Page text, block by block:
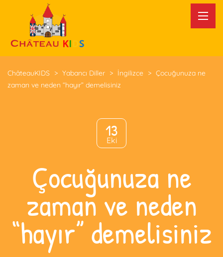
ChâteauKIDS > Yabancı Diller > İngilizce > Çocuğunuza ne
zaman ve neden “hayır” demelisiniz
13
Eki
Çocuğunuza ne
zaman ve neden
“hayır” demelisiniz